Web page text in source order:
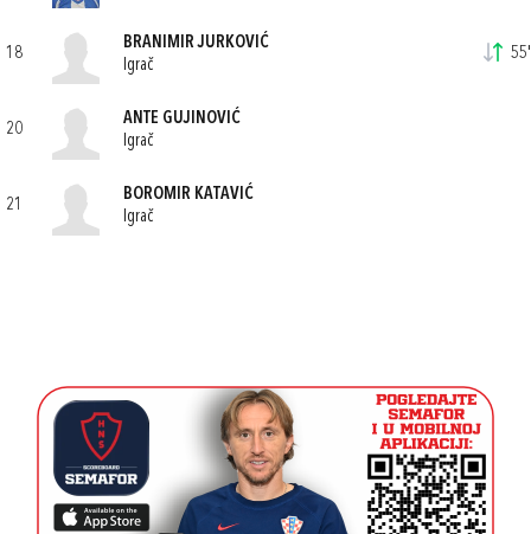
18
BRANIMIR JURKOVIĆ
Igrač
55'
20
ANTE GUJINOVIĆ
Igrač
21
BOROMIR KATAVIĆ
Igrač